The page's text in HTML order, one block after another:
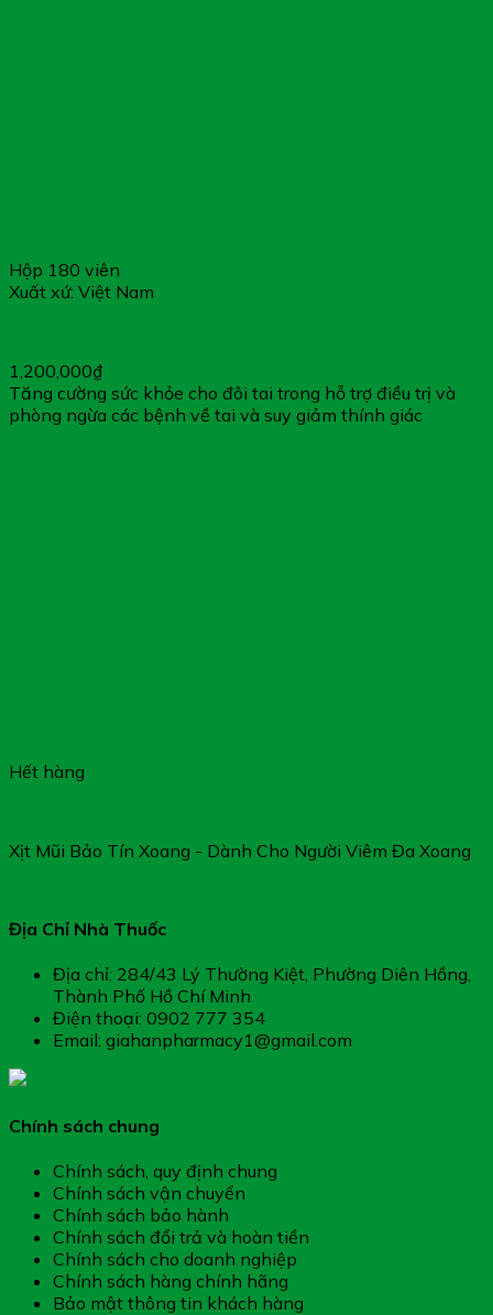
Hộp 180 viên
Xuất xứ: Việt Nam
1,200,000₫
Tăng cường sức khỏe cho đôi tai trong hỗ trợ điều trị và
phòng ngừa các bệnh về tai và suy giảm thính giác
Hết hàng
Xịt Mũi Bảo Tín Xoang - Dành Cho Người Viêm Đa Xoang
Địa Chỉ Nhà Thuốc
Địa chỉ: 284/43 Lý Thường Kiệt, Phường Diên Hồng,
Thành Phố Hồ Chí Minh
Điện thoại: 0902 777 354
Email: giahanpharmacy1@gmail.com
Chính sách chung
Chính sách, quy định chung
Chính sách vận chuyển
Chính sách bảo hành
Chính sách đổi trả và hoàn tiền
Chính sách cho doanh nghiệp
Chính sách hàng chính hãng
Bảo mật thông tin khách hàng